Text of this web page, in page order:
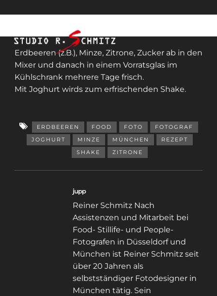
Erdbeeren (z.B.), Minze, Zitrone, Zucker ab in den
Mixer und danach in einem Vorratsglas im
Kühlschrank mehrere Tage frisch.
Mit Joghurt wirds zum erfrischenden Shake.
ERDBEEREN FOOD FOTO
FOTOGRAF
JOGHURT
MINZE MÜNCHEN
REZEPT
SHAKE
ZITRONE
jupp
Reiner Schmitz Nach
Assistenzen und Mitarbeit bei
Food- Stillife- und People-
Fotografen in Düsseldorf und
München ist Reiner Schmitz seit
über 20 Jahren als
selbstständiger Fotodesigner in
München tätig. Sein